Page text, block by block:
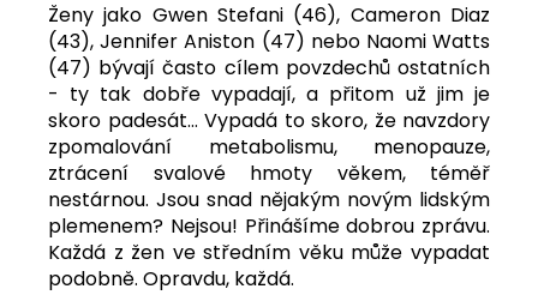
Ženy jako Gwen Stefani (46), Cameron Diaz
(43), Jennifer Aniston (47) nebo Naomi Watts
(47) bývají často cílem povzdechů ostatních
- ty tak dobře vypadají, a přitom už jim je
skoro padesát… Vypadá to skoro, že navzdory
zpomalování metabolismu, menopauze,
ztrácení svalové hmoty věkem, téměř
nestárnou. Jsou snad nějakým novým lidským
plemenem? Nejsou! Přinášíme dobrou zprávu.
Každá z žen ve středním věku může vypadat
podobně. Opravdu, každá.
VINĚTY
349
Kč